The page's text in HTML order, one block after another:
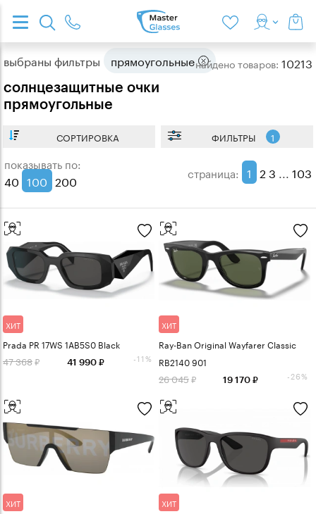
выбраны фильтры прямоугольные
солнцезащитные очки
прямоугольные
найденотоваров: 10213
СОРТИРОВКА ФИЛЬТРЫ 1
показывать по:
40 100 200 страница: 1 2 3 ... 103
ХИТ
Prada PR 17WS 1AB5S0 Black
47 368 41 990 -11%
ХИТ
Ray-Ban Original Wayfarer Classic
RB2140 901
26 045 19 170 -26%
ХИТ ХИТ